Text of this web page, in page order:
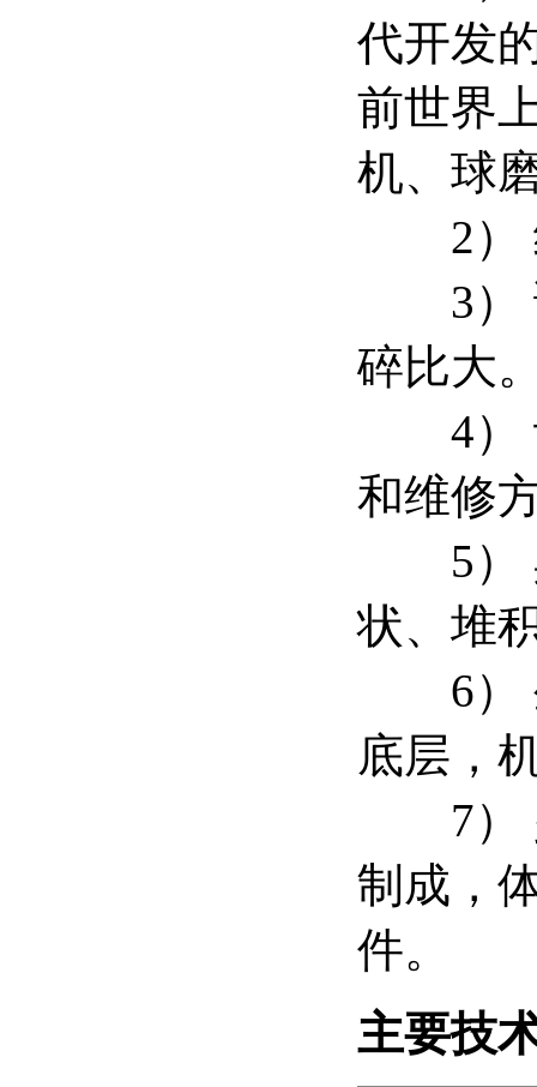
代开发
前世界
机、球
2）
3）
碎比大
4）
和维修
5）
状、堆
6）
底层，
7）
制成，
件。
主要技